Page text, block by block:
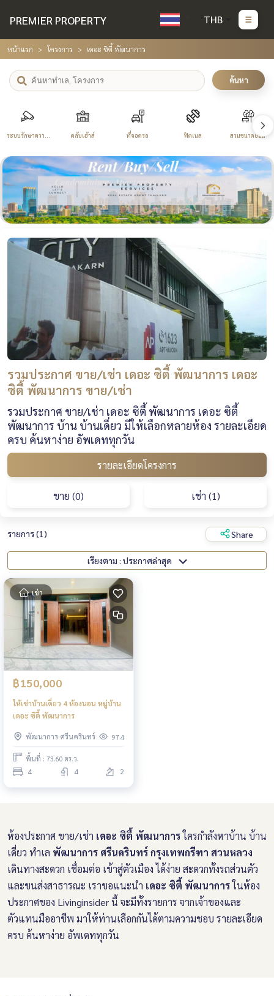
PREMIER PROPERTY THB
หน้าแรก โครงการ เดอะ ซิตี้ พัฒนาการ
ค้นหา
ระบบรักษาความ คลับเฮ้าส์ ที่จอดรถ ฟิตเนส สวนขนาดย่อม
รวมประกาศ ขาย/เช่า เดอะ ซิตี้ พัฒนาการ เดอะ
ซิตี้ พัฒนาการ ขาย/เช่า
รวมประกาศ ขาย/เช่า เดอะ ซิตี้ พัฒนาการ เดอะ ซิตี้
พัฒนาการ บ้าน บ้านเดี่ยว มีให้เลือกหลายห้อง รายละเอียด
ครบ ค้นหาง่าย อัพเดททุกวัน
รายละเอียดโครงการ
ขาย (0) เช่า (1)
รายการ (1) Share
เรียงตาม : ประกาศล่าสุด
เช่า
฿150,000
ให้เช่าบ้านเดี่ยว 4 ห้องนอน หมู่บ้าน
เดอะ ซิตี้ พัฒนาการ
พัฒนาการ ศรีนครินทร์ 974
พื้นที่ : 73.60 ตร.ว.
4 4 2
ห้องประกาศ ขาย/เช่า เดอะ ซิตี้ พัฒนาการใครกำลังหาบ้าน บ้าน
เดี่ยว ทำเล พัฒนาการ ศรีนครินทร์ กรุงเทพกรีฑา สวนหลวง
เดินทางสะดวก เชื่อมต่อ เข้าสู่ตัวเมือง ได้ง่าย สะดวกทั้งรถส่วนตัว
และขนส่งสาธารณะ เราขอแนะนำ เดอะ ซิตี้ พัฒนาการในห้อง
ประกาศของ Livinginsider นี้ จะมีทั้งรายการ จากเจ้าของและ
ตัวแทนมืออาชีพ มาให้ท่านเลือกกันได้ตามความชอบ รายละเอียด
ครบ ค้นหาง่าย อัพเดททุกวัน